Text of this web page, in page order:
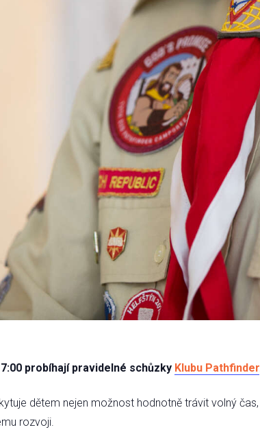
probíhají pravidelné schůzky Klubu Pathfinder
dětem nejen možnost hodnotně trávit volný
rozvoji.